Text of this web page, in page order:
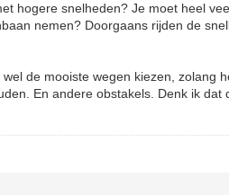
hogere snelheden? Je moet heel
nemen? Doorgaans rijden de
de mooiste wegen kiezen, zolang
En andere obstakels. Denk ik dat